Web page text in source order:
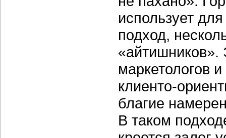
использует
подход,
«айтишников».
маркетологов
клиенто-
благие
В таком